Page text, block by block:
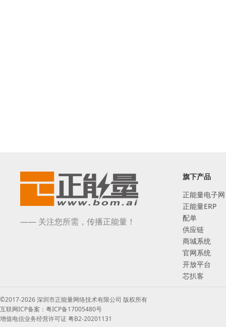
—— 关注您所需，传播正能量！
旗下产品
正能量电子网
正能量ERP
配单
供应链
商城系统
官网系统
开放平台
芯扒客
©2017-2026 深圳市正能量网络技术有限公司 版权所有
互联网ICP备案：粤ICP备17005480号
增值电信业务经营许可证 粤B2-20201131